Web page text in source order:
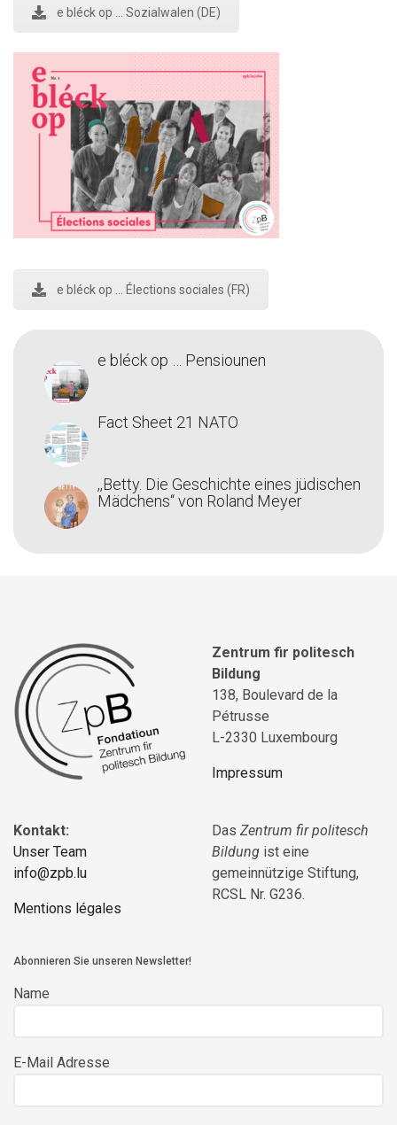
e bléck op ... Sozialwalen (DE)
e bléck op ... Élections sociales (FR)
e bléck op … Pensiounen
Fact Sheet 21 NATO
,,Betty. Die Geschichte eines jüdischen
Mädchens‘‘ von Roland Meyer
Zentrum fir politesch
Bildung
138, Boulevard de la
Pétrusse
L-2330 Luxembourg
Impressum
Kontakt:
Unser Team
info@zpb.lu
Mentions légales
Das Zentrum fir politesch
Bildung ist eine
gemeinnützige Stiftung,
RCSL Nr. G236.
Abonnieren Sie unseren Newsletter!
Name
E-Mail Adresse